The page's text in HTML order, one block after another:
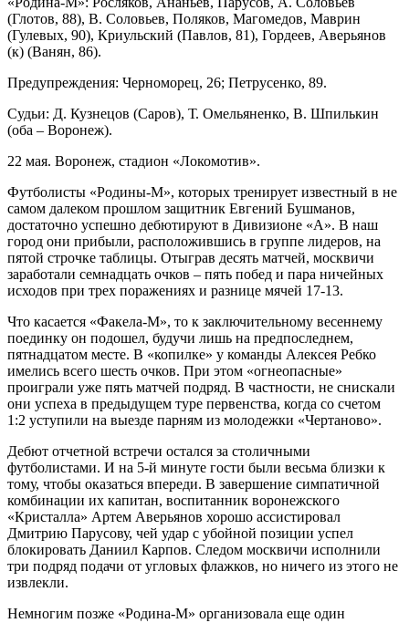
(Глотов, 88), В. Соловьев, Поляков, Магомедов, Маврин
(Гулевых, 90), Криульский (Павлов, 81), Гордеев, Аверьянов
(к) (Ванян, 86).
Предупреждения: Черноморец, 26; Петрусенко, 89.
Судьи: Д. Кузнецов (Саров), Т. Омельяненко, В. Шпилькин
(оба – Воронеж).
22 мая. Воронеж, стадион «Локомотив».
Футболисты «Родины-М», которых тренирует известный в не
самом далеком прошлом защитник Евгений Бушманов,
достаточно успешно дебютируют в Дивизионе «А». В наш
город они прибыли, расположившись в группе лидеров, на
пятой строчке таблицы. Отыграв десять матчей, москвичи
заработали семнадцать очков – пять побед и пара ничейных
исходов при трех поражениях и разнице мячей 17-13.
Что касается «Факела-М», то к заключительному весеннему
поединку он подошел, будучи лишь на предпоследнем,
пятнадцатом месте. В «копилке» у команды Алексея Ребко
имелись всего шесть очков. При этом «огнеопасные»
проиграли уже пять матчей подряд. В частности, не снискали
они успеха в предыдущем туре первенства, когда со счетом
1:2 уступили на выезде парням из молодежки «Чертаново».
Дебют отчетной встречи остался за столичными
футболистами. И на 5-й минуте гости были весьма близки к
тому, чтобы оказаться впереди. В завершение симпатичной
комбинации их капитан, воспитанник воронежского
«Кристалла» Артем Аверьянов хорошо ассистировал
Дмитрию Парусову, чей удар с убойной позиции успел
блокировать Даниил Карпов. Следом москвичи исполнили
три подряд подачи от угловых флажков, но ничего из этого не
извлекли.
Немногим позже «Родина-М» организовала еще один